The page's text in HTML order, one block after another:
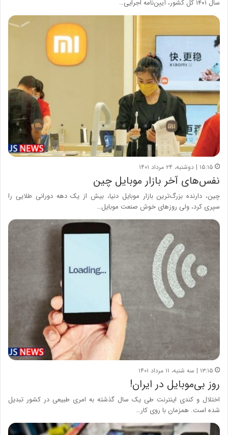
سال ۱۴۰۱ کل کشور، آیین‌نامه اجرایی…
۱۵:۱۵ | دوشنبه، ۲۴ مرداد ۱۴۰۱
نفس‌های آخر بازار موبایل چین
چین، دارنده بزرگ‌ترین بازار موبایل دنیا، بیش از یک دهه دورانی طلایی را
سپری کرد، ولی روزهای خوش صنعت موبایل…
۱۳:۱۵ | سه شنبه، ۱۱ مرداد ۱۴۰۱
روز بی‌موبایل در ایران!
اختلال و کندی اینترنت طی یک سال گذشته به امری طبیعی در کشور تبدیل
شده است. همزمان با روی کار…